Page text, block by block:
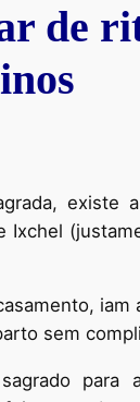
de
existe
Ixchel
iam
sem
para